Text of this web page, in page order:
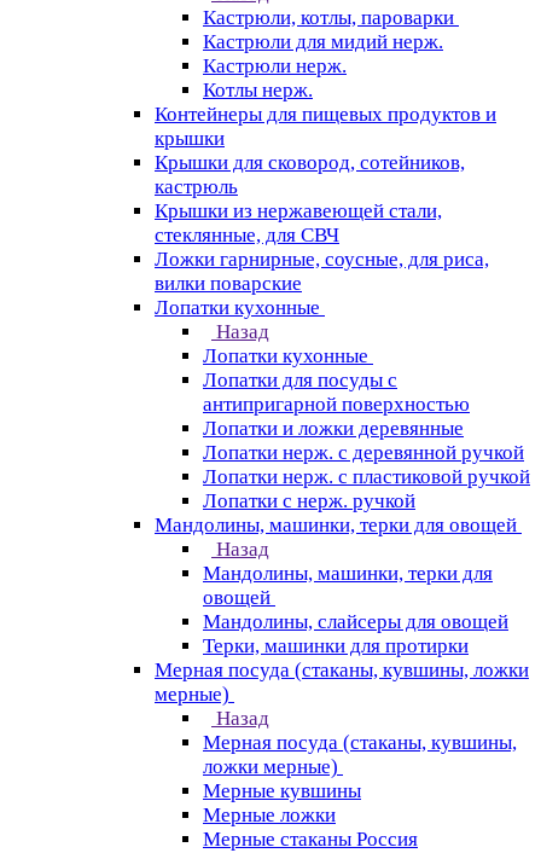
Кастрюли, котлы, пароварки
Кастрюли для мидий нерж.
Кастрюли нерж.
Котлы нерж.
Контейнеры для пищевых продуктов и
крышки
Крышки для сковород, сотейников,
кастрюль
Крышки из нержавеющей стали,
стеклянные, для СВЧ
Ложки гарнирные, соусные, для риса,
вилки поварские
Лопатки кухонные
Назад
Лопатки кухонные
Лопатки для посуды с
антипригарной поверхностью
Лопатки и ложки деревянные
Лопатки нерж. с деревянной ручкой
Лопатки нерж. с пластиковой ручкой
Лопатки с нерж. ручкой
Мандолины, машинки, терки для овощей
Назад
Мандолины, машинки, терки для
овощей
Мандолины, слайсеры для овощей
Терки, машинки для протирки
Мерная посуда (стаканы, кувшины, ложки
мерные)
Назад
Мерная посуда (стаканы, кувшины,
ложки мерные)
Мерные кувшины
Мерные ложки
Мерные стаканы Россия